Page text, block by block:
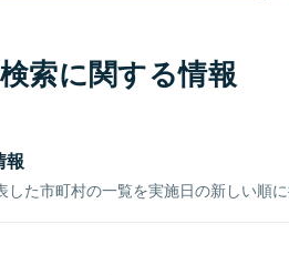
索に関する情報
報
した市町村の一覧を実施日の新しい順に